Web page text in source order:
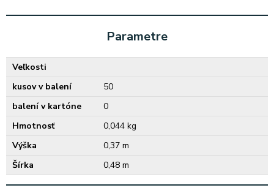
Parametre
Veľkosti
kusov v balení
50
balení v kartóne
0
Hmotnosť
0,044 kg
Výška
0,37 m
Šírka
0,48 m